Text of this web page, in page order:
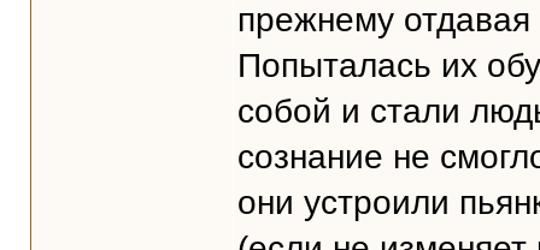
прежнему
Попыталась их
собой и стали
сознание не
они устроили